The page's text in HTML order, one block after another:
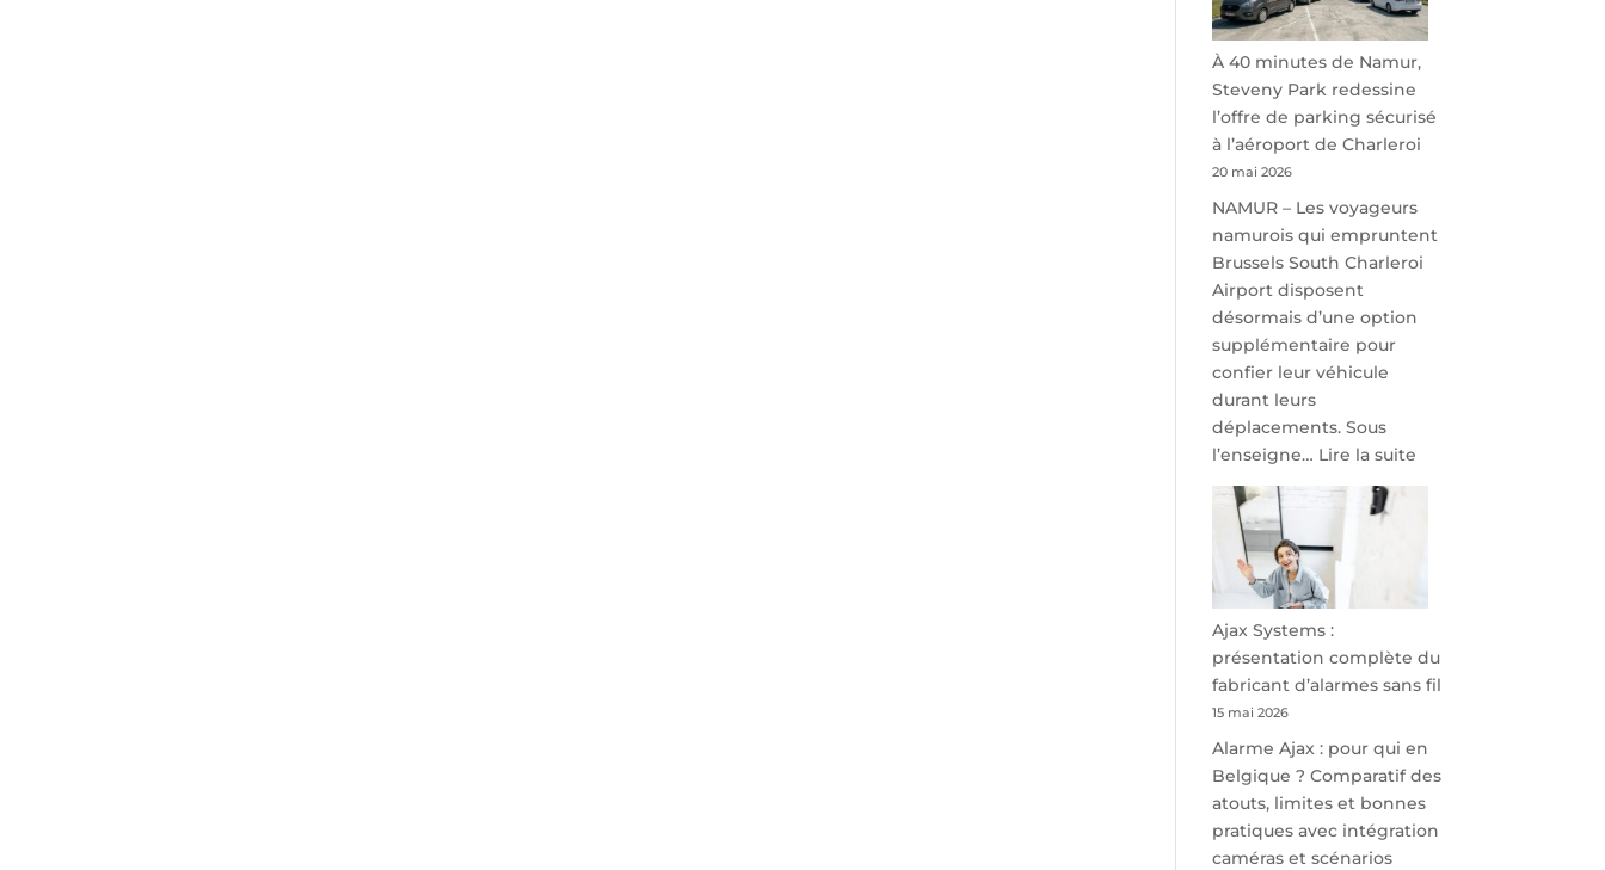
À 40 minutes de Namur,
Steveny Park redessine
l’offre de parking sécurisé
à l’aéroport de Charleroi
20 mai 2026
NAMUR – Les voyageurs
namurois qui empruntent
Brussels South Charleroi
Airport disposent
désormais d’une option
supplémentaire pour
confier leur véhicule
durant leurs
déplacements. Sous
l’enseigne… Lire la suite
Park
redessine
parking
sécurisé
à
l’aéroport
Ajax Systems :
présentation complète du
fabricant d’alarmes sans fil
15 mai 2026
Alarme Ajax : pour qui en
Belgique ? Comparatif des
atouts, limites et bonnes
pratiques avec intégration
caméras et scénarios